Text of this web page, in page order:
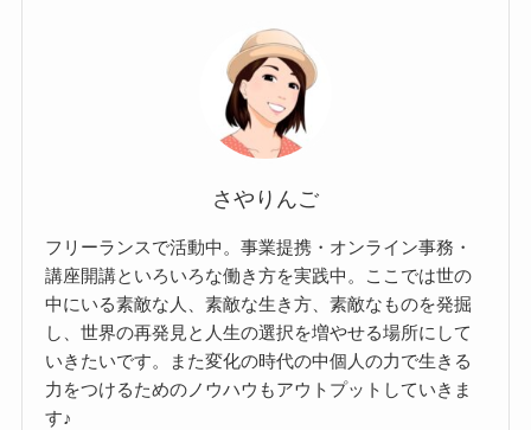
さやりんご
フリーランスで活動中。事業提携・オンライン事務・
講座開講といろいろな働き方を実践中。ここでは世の
中にいる素敵な人、素敵な生き方、素敵なものを発掘
し、世界の再発見と人生の選択を増やせる場所にして
いきたいです。また変化の時代の中個人の力で生きる
力をつけるためのノウハウもアウトプットしていきま
す♪